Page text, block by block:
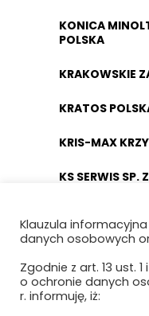
KONICA
POLSKA
KRAKOWSKIE
KRATOS
KRIS-MAX
KS SERWIS SP.
KUKA POLSKA
KUŹNIA
O.O.
Klauzula
danych osobowych
Zgodnie z art. 13 ust.
o ochronie danych
r. informuję, iż: